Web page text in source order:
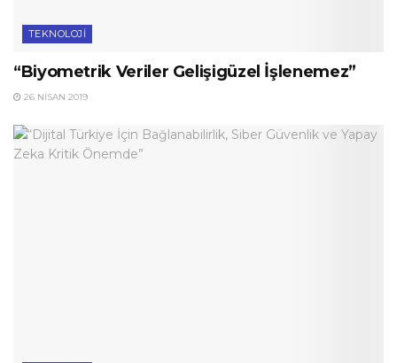
TEKNOLOJI
“Biyometrik Veriler Gelişigüzel İşlenemez”
26 NISAN 2019